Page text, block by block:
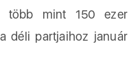
több mint 150 ezer
déli partjaihoz január